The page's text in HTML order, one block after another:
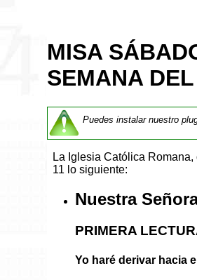
MISA
SEMANA
Puedes instalar nuestro
La Iglesia Católica
11 lo siguiente:
Nuestra
PRIMERA
Yo haré derivar hacia